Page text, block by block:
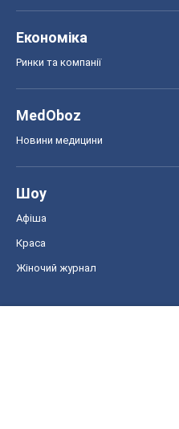
Економіка
Ринки та компанії
MedOboz
Новини медицини
Шоу
Афіша
Краса
Жіночий журнал